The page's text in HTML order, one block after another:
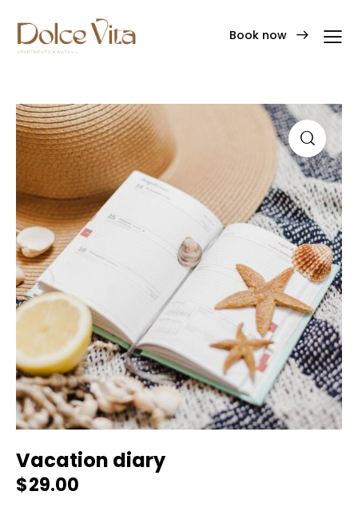
Book now
Vacation diary
$29.00